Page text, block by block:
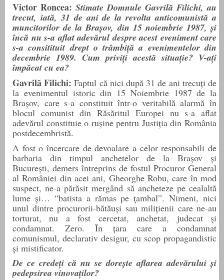
Victor Roncea: Stimate Domnule Gavrilă Filichi, au
trecut, iată, 31 de ani de la revolta anticomunistă a
muncitorilor de la Brașov, din 15 noiembrie 1987, și
încă nu s-a aflat adevărul despre acest eveniment care
s-a consitituit drept o trâmbiță a evenimentelor din
decembrie 1989. Cum priviți acestă situație? V-ați
împăcat cu ea?
Gavrilă Filichi: Faptul că nici după 31 de ani trecuți de
la evenimentul istoric din 15 Noiembrie 1987 de la
Brașov, care s-a constituit într-o veritabilă alarmă în
blocul comunist din Răsăritul Europei nu s-a aflat
adevărul constituie o rușine pentru Justiția din România
postdecembristă.
A fost o încercare de devoalare a celor responsabili de
barbaria din timpul anchetelor de la Brașov și
București, demers întreprins de fostul Procuror General
al României din acei ani, Gheorghe Robu, care în mod
suspect, ne-a părăsit mergând să ancheteze pe cealaltă
lume și… “batista a rămas pe ţambal”. Nimeni, nici
unul dintre procurorii-bătăuși sau milițienii care ne-au
torturat, nu a fost cercetat, anchetat, judecat şi
condamnat. Zero. În țara care a condamnat
comunismul, declarativ desigur, cu scop propagandistic
și mistificator.
De ce credeți că nu se dorește aflarea adevărului și
pedepsirea vinovaților?